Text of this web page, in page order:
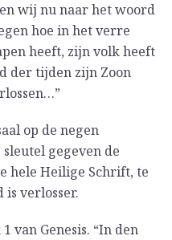
wij nu naar het woord
hoe in het verre
heeft, zijn volk heeft
der tijden zijn Zoon
op de negen
gegeven de
hele Heilige Schrift, te
is verlosser.
van Genesis. “In den